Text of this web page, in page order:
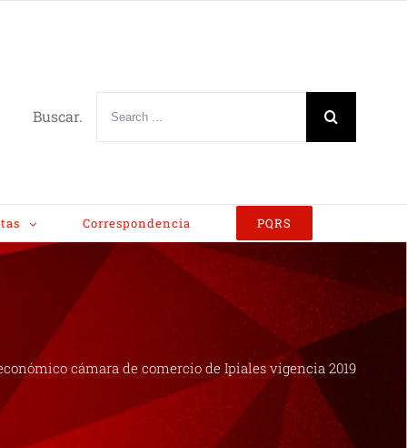
Buscar.
Correspondencia PQRS
cámara de comercio de Ipiales vigencia 2019